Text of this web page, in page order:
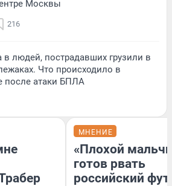
Москвы
216
в людей, пострадавших грузили в
Что происходило в
после атаки БПЛА
МНЕНИЕ
«Плохой
готов рвать
российский